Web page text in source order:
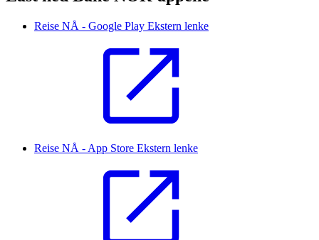
Reise NÅ - Google Play Ekstern lenke
Reise NÅ - App Store Ekstern lenke